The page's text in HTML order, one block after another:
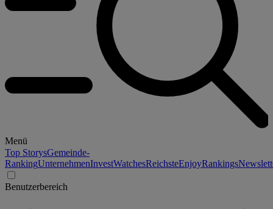
Menü
Top StorysGemeinde-
RankingUnternehmenInvestWatchesReichsteEnjoyRankings
Benutzerbereich